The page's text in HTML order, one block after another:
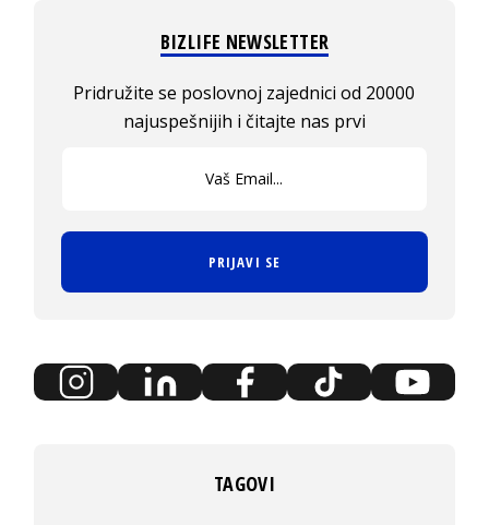
BIZLIFE NEWSLETTER
Pridružite se poslovnoj zajednici od 20000
najuspešnijih i čitajte nas prvi
PRIJAVI SE
TAGOVI